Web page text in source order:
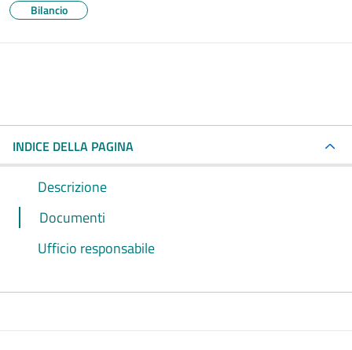
Bilancio
INDICE DELLA PAGINA
Descrizione
Documenti
Ufficio responsabile